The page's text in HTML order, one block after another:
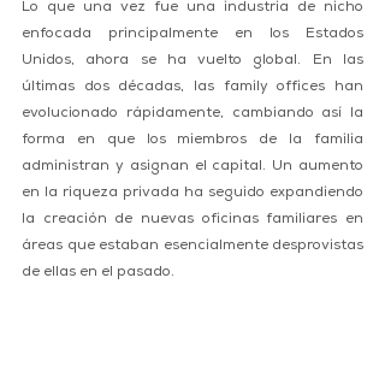
Lo que una vez fue una industria de nicho
enfocada principalmente en los Estados
Unidos, ahora se ha vuelto global. En las
últimas dos décadas, las family offices han
evolucionado rápidamente, cambiando así la
forma en que los miembros de la familia
administran y asignan el capital. Un aumento
en la riqueza privada ha seguido expandiendo
la creación de nuevas oficinas familiares en
áreas que estaban esencialmente desprovistas
de ellas en el pasado.